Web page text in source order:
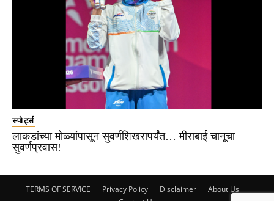
स्पोर्ट्स
लाकडांच्या मोळ्यांपासून सुवर्णशिखरापर्यंत… मीराबाई चानूचा
सुवर्णप्रवास!
TERMS OF SERVICE Privacy Policy Disclaimer
About Us